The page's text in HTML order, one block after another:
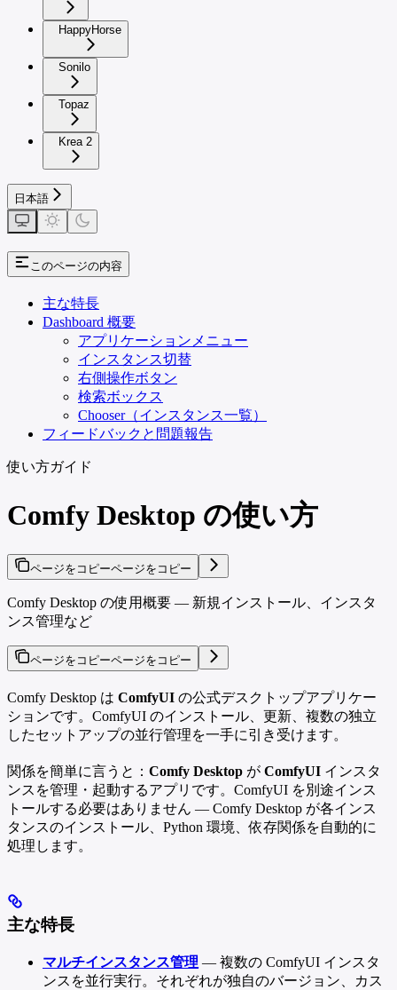
HappyHorse
Sonilo
Topaz
Krea 2
日本語
このページの内容
主な特長
Dashboard 概要
アプリケーションメニュー
インスタンス切替
右側操作ボタン
検索ボックス
Chooser（インスタンス一覧）
フィードバックと問題報告
使い方ガイド
Comfy Desktop の使い方
ページをコピーページをコピー
Comfy Desktop の使用概要 — 新規インストール、インスタ
ンス管理など
ページをコピーページをコピー
Comfy Desktop は ComfyUI の公式デスクトップアプリケー
ションです。ComfyUI のインストール、更新、複数の独立
したセットアップの並行管理を一手に引き受けます。
関係を簡単に言うと： Comfy Desktop が ComfyUI インスタ
ンスを管理・起動するアプリです。ComfyUI を別途インス
トールする必要はありません — Comfy Desktop が各インス
タンスのインストール、Python 環境、依存関係を自動的に
処理します。
主な特長
マルチインスタンス管理 — 複数の ComfyUI インスタ
ンスを並行実行。それぞれが独自のバージョン、カス